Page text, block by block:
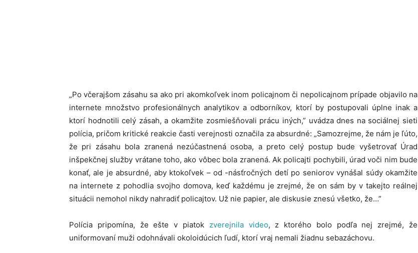
„Po včerajšom zásahu sa ako pri akomkoľvek inom policajnom či nepolicajnom prípade objavilo na
internete množstvo profesionálnych analytikov a odborníkov, ktorí by postupovali úplne inak a
ktorí hodnotili celý zásah, a okamžite zosmiešňovali prácu iných,” uvádza dnes na sociálnej sieti
polícia, pričom kritické reakcie časti verejnosti označila za absurdné: „Samozrejme, že nám je ľúto,
že pri zásahu bola zranená nezúčastnená osoba, a preto celý postup bude vyšetrovať Úrad
inšpekčnej služby vrátane toho, ako vôbec bola zranená. Ak policajti pochybili, úrad voči nim bude
konať, ale je absurdné, aby ktokoľvek – od -násťročných detí po seniorov vynášal súdy okamžite
na internete z pohodlia svojho domova, keď každému je zrejmé, že on sám by v takejto reálnej
situácii nemohol nikdy nahradiť policajtov. Už nie papier, ale diskusie znesú všetko, že…”
Polícia pripomína, že ešte v piatok zverejnila video, z ktorého bolo podľa nej zrejmé, že
uniformovaní muži odohnávali okoloidúcich ľudí, ktorí vraj nemali žiadnu sebazáchovu.